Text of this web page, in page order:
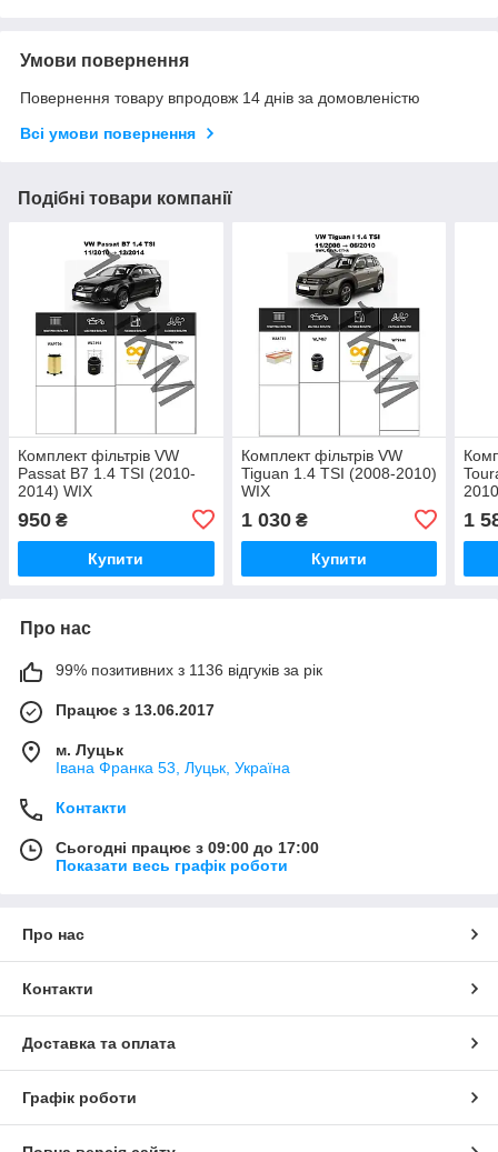
Умови повернення
Повернення товару впродовж 14 днів за домовленістю
Всі умови повернення
Подібні товари компанії
Комплект фільтрів VW
Passat B7 1.4 TSI (2010-
2014) WIX
950 ₴
Купити
Комплект фільтрів VW
Tiguan 1.4 TSI (2008-2010)
WIX
1 030₴
Купити
1
Про нас
99% позитивних з 1136 відгуків за рік
Працює з 13.06.2017
м. Луцьк
Івана Франка 53, Луцьк, Україна
Контакти
Сьогодні працює з 09:00 до 17:00
Показати весь графік роботи
Про нас
Контакти
Доставка та оплата
Графік роботи